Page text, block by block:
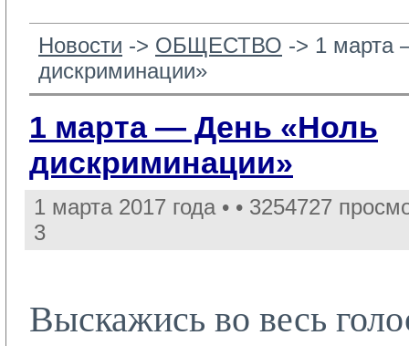
Новости -> ОБЩЕСТВО -> 1 марта
дискриминации»
1 марта — День «Ноль
дискриминации»
1 марта 2017 года • • 3254727
3
Выскажись во весь